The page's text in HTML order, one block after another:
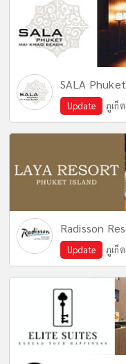
SALA
Update ภูเก็
Radisson
Update ภูเก็